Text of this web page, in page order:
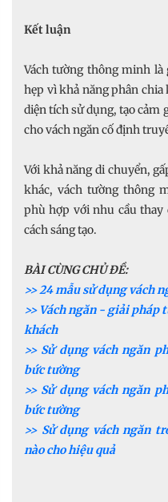
Kết luận
Vách tường thông minh
hẹp vì khả năng phân
diện tích sử dụng, tạo cảm
cho vách ngăn cố định
Với khả năng di chuyển,
khác, vách tường thông
phù hợp với nhu cầu thay
cách sáng tạo.
BÀI CÙNG CHỦ ĐỀ:
>> 24 mẫu sử dụng vách
>> Vách ngăn - giải pháp
khách
>> Sử dụng vách ngăn
bức tường
>> Sử dụng vách ngăn
bức tường
>> Sử dụng vách ngăn
nào cho hiệu quả